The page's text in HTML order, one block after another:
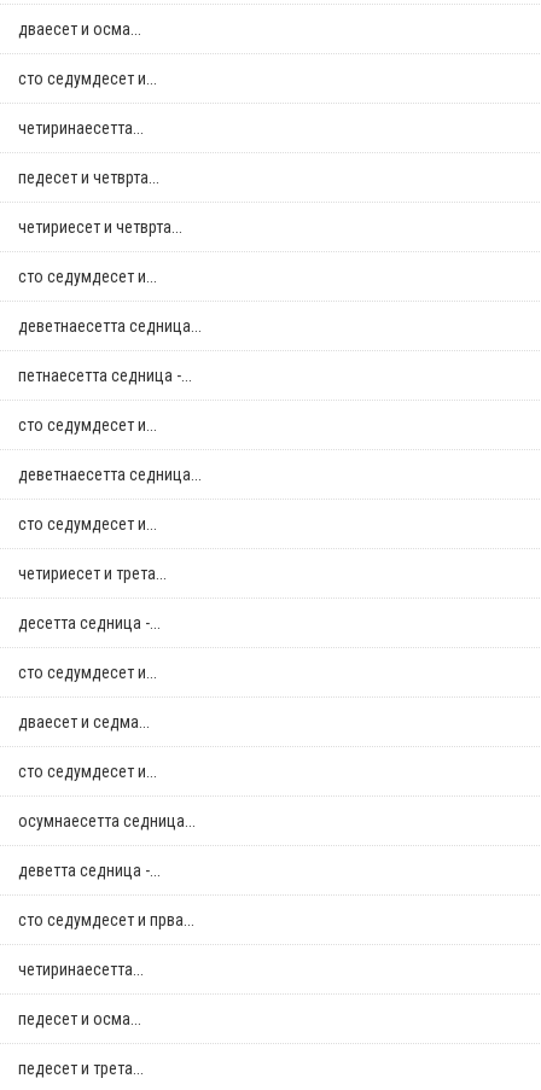
дваесет и осма...
сто седумдесет и...
четиринаесетта...
педесет и четврта...
четириесет и четврта...
сто седумдесет и...
деветнаесетта седница...
петнаесетта седница -...
сто седумдесет и...
деветнаесетта седница...
сто седумдесет и...
четириесет и трета...
десетта седница -...
сто седумдесет и...
дваесет и седма...
сто седумдесет и...
осумнaесетта седница...
деветта седница -...
сто седумдесет и прва...
четиринаесетта...
педесет и осма...
педесет и трета...